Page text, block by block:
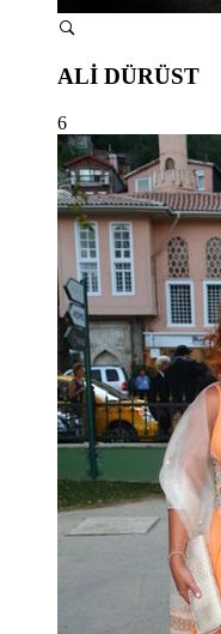
ALİ DÜRÜST
6